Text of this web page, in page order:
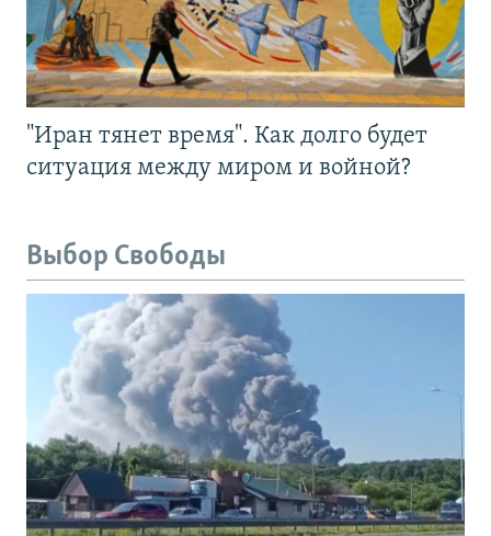
"Иран тянет время". Как долго будет
ситуация между миром и войной?
Выбор Свободы